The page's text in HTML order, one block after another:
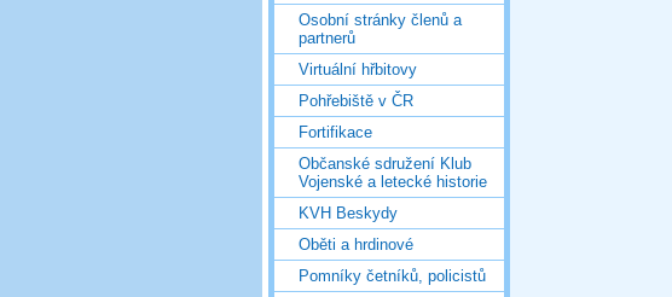
Osobní stránky členů a
partnerů
Virtuální hřbitovy
Pohřebiště v ČR
Fortifikace
Občanské sdružení Klub
Vojenské a letecké historie
KVH Beskydy
Oběti a hrdinové
Pomníky četníků, policistů